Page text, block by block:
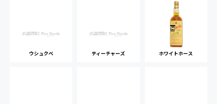
ウシュクベ ティーチャーズ ホワイトホース